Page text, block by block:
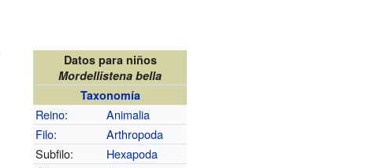
Datos para niños
Mordellistena bella
Taxonomía
Reino:
Animalia
Filo:
Arthropoda
Subfilo:
Hexapoda